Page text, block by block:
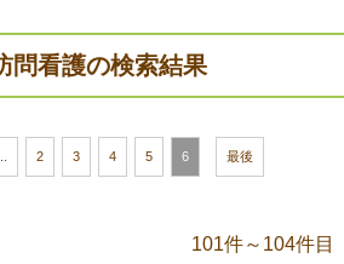
問看護の検索結果
2 3 4 5 6 最後
101件～104件目